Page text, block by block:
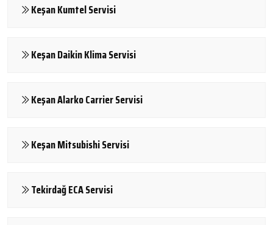
Keşan Kumtel Servisi
Keşan Daikin Klima Servisi
Keşan Alarko Carrier Servisi
Keşan Mitsubishi Servisi
Tekirdağ ECA Servisi